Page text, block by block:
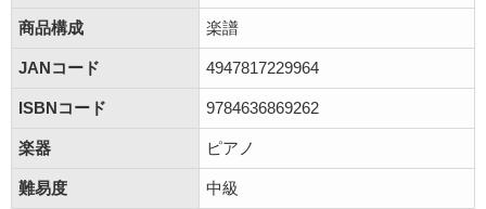
商品構成 楽譜
JANコード 4947817229964
ISBNコード 9784636869262
楽器 ピアノ
難易度 中級